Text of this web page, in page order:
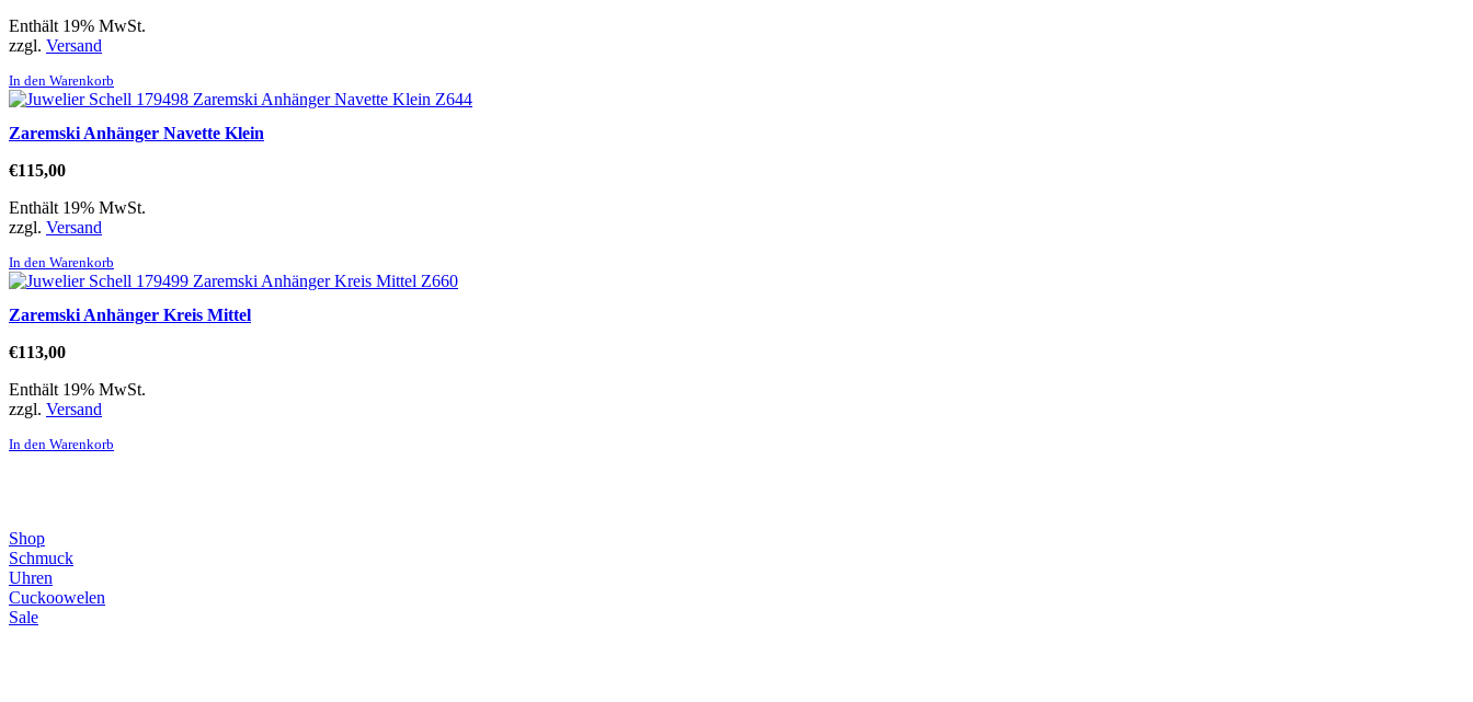
Enthält 19% MwSt.
zzgl. Versand
In den Warenkorb
Zaremski Anhänger Navette Klein
€115,00
Enthält 19% MwSt.
zzgl. Versand
In den Warenkorb
Zaremski Anhänger Kreis Mittel
€113,00
Enthält 19% MwSt.
zzgl. Versand
In den Warenkorb
Shop
Schmuck
Uhren
Cuckoowelen
Sale